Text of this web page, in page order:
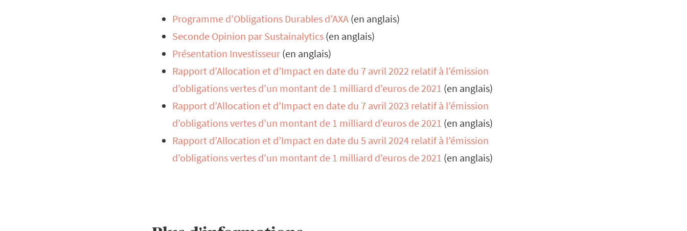
Programme d’Obligations Durables d’AXA (en anglais)
Seconde Opinion par Sustainalytics (en anglais)
Présentation Investisseur (en anglais)
Rapport d’Allocation et d’Impact en date du 7 avril 2022 relatif à l’émission
d’obligations vertes d’un montant de 1 milliard d’euros de 2021 (en anglais)
Rapport d’Allocation et d’Impact en date du 7 avril 2023 relatif à l’émission
d’obligations vertes d’un montant de 1 milliard d’euros de 2021 (en anglais)
Rapport d’Allocation et d’Impact en date du 5 avril 2024 relatif à l’émission
d’obligations vertes d’un montant de 1 milliard d’euros de 2021 (en anglais)